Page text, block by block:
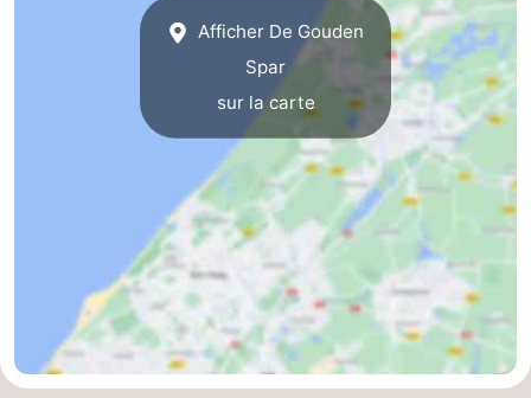
Afficher De Gouden
Spar
sur la carte